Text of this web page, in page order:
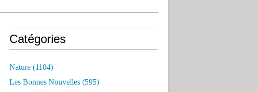
Catégories
Nature (1104)
Les Bonnes Nouvelles (595)